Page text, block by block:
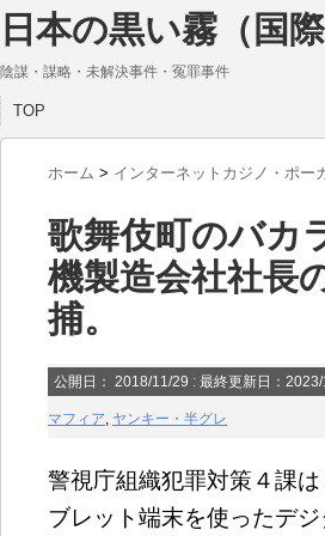
日本の黒い霧（国
陰謀・謀略・未解決事件・冤罪事件
TOP
ホーム > インターネットカジノ・ポー
歌舞伎町のバカ
機製造会社社長
捕。
公開日： 2018/11/29 : 最終更新日：
マフィア, ヤンキー・半グレ
警視庁組織犯罪対策４課
ブレット端末を使ったデ